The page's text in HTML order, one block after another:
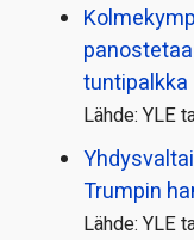
tuntipalkka
Lähde: YLE
Trumpin
Lähde: YLE